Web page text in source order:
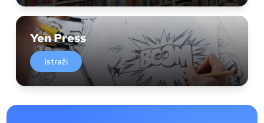
Yen Press
Istraži